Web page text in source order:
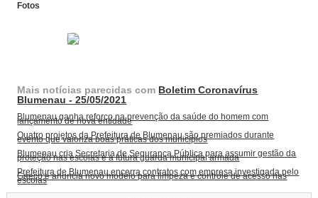
Fotos
Mais notícias parecidas com Boletim Coronavírus
Blumenau - 25/05/2021
Blumenau ganha reforço na prevenção da saúde do homem com
lançamento de nova entidade
Quatro projetos da Prefeitura de Blumenau são premiados durante
evento que valoriza boas práticas dos municípios
Blumenau cria Secretaria de Segurança Pública para assumir gestão da
proteção nas escolas e a futura guarda municipal armada
Prefeitura de Blumenau encerra contratos com empresa investigada pelo
Gaeco e anuncia novo modelo para limpeza e controle de acesso nas
escolas